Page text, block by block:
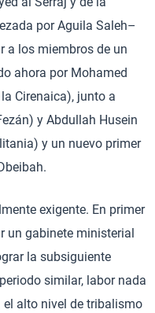
por Aguila Saleh–
a los miembros de un
ahora por Mohamed
Cirenaica), junto a
y Abdullah Husein
y un nuevo primer
exigente. En primer
un gabinete ministerial
la subsiguiente
similar, labor nada
alto nivel de tribalismo